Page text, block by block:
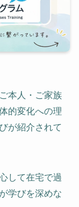
本人・ご家族
的変化への理
が紹介されて
して在宅で過
学びを深めな